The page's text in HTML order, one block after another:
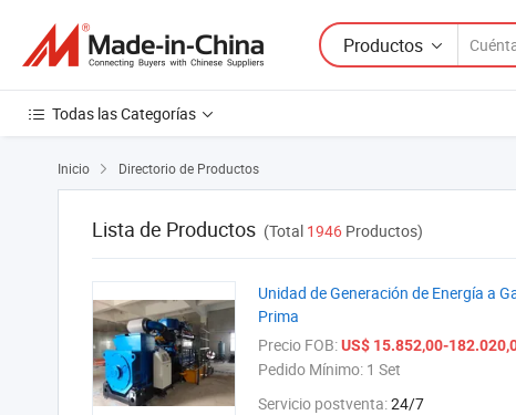
Productos
Todas las Categorías
Inicio  Directorio de Productos
Lista de Productos (Total 1946 Productos)
Unidad de Generación de Energía a
Prima
Precio FOB:US$ 15.852,00-
Pedido Mínimo: 1 Set
Servicio postventa:24/7